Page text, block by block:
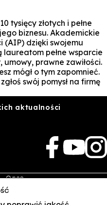
tysięcy złotych i pełne
biznesu. Akademickie
(AIP) dzięki swojemu
pełne wsparcie
prawne zawiłości.
mógł o tym zapomnieć.
swój pomysł na firmę
aktualności
O nas
Rekrutacja
Studia